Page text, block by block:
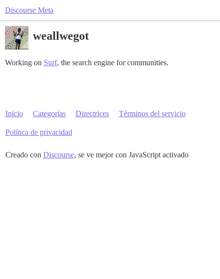
Discourse Meta
weallwegot
Working on Surf, the search engine for communities.
Inicio Categorías Directrices Términos del servicio
Política de privacidad
Creado con Discourse, se ve mejor con JavaScript activado